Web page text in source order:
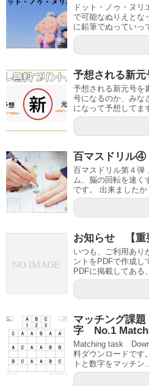
ドット・ノゥ・ヌ
で可能なぬりえとな
に鉛筆でぬっていっ
予想される新
予想される新元号を
号になるのか、みな
になって予想してま
百マスドリル④
百マスドリル第４弾
ム、脳の回転を速く
です。 出来ましたか
お知らせ 【重
いつも、ご利用あり
ントをPDFで作成し
PDFに掲載してある
マッチング課
字 No.1
Matching task
料ダウンロードです
トと数字をマッチン...